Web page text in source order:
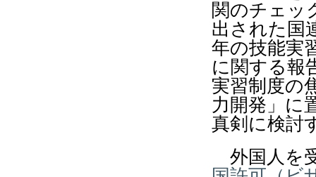
関のチェッ
出された国
年の技能実
に関する報
実習制度の
力開発」に
真剣に検討
外国人を